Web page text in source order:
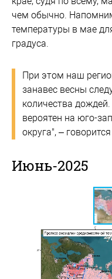
чем обычно.
температуры в мае
градуса.
При этом наш
занавес весны
количества
вероятен на юго-
округа", –
Июнь-2025